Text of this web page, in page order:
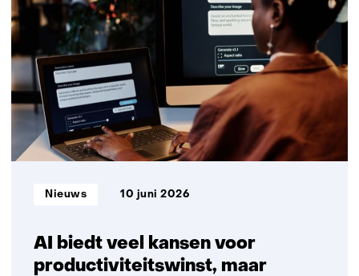
de
toekomst:
‘productiviteitswinst,
meer
mentale
belasting,
maar
veel
blijft
AI biedt veel kansen voor
productiviteitswinst, maar
Informatietype:
Nieuws 10 juni 2026